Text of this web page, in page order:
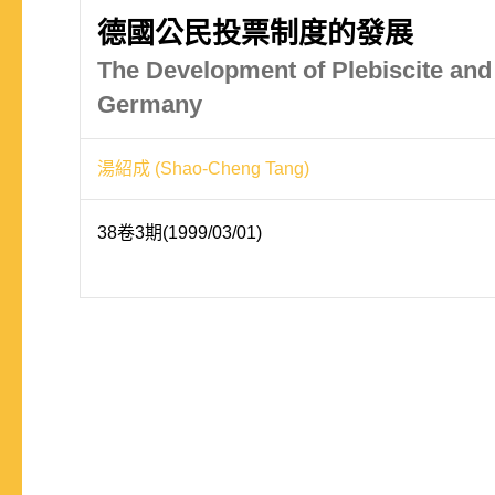
德國公民投票制度的發展
The Development of Plebiscite
Germany
湯紹成 (Shao-Cheng Tang)
38卷3期(1999/03/01)